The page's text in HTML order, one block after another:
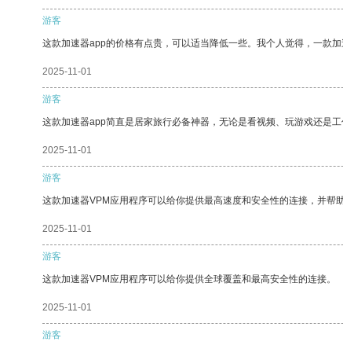
游客
这款加速器app的价格有点贵，可以适当降低一些。我个人觉得，一款
2025-11-01
游客
这款加速器app简直是居家旅行必备神器，无论是看视频、玩游戏还是
2025-11-01
游客
这款加速器VPM应用程序可以给你提供最高速度和安全性的连接，并帮
2025-11-01
游客
这款加速器VPM应用程序可以给你提供全球覆盖和最高安全性的连接。
2025-11-01
游客